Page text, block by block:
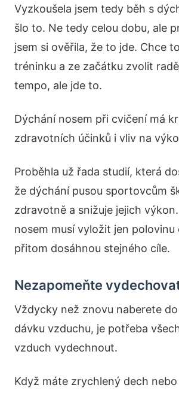
Vyzkoušela jsem tedy běh s
šlo to. Ne tedy celou dobu, ale
jsem si ověřila, že to jde. Chce
tréninku a ze začátku zvolit
tempo, ale jde to.
Dýchání nosem při cvičení má
zdravotních účinků i vliv na
Proběhla už řada studií, která
že dýchání pusou sportovcům
zdravotně a snižuje jejich
nosem musí vyložit jen polovinu
přitom dosáhnou stejného cíle.
Nezapomeňte
Vždycky než znovu naberete
dávku vzduchu, je potřeba
vzduch vydechnout.
Když máte zrychlený dech